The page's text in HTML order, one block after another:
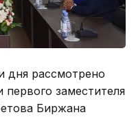
дня рассмотрено
заместителя
Биржана